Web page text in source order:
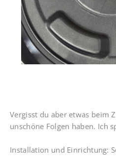
Vergisst du aber etwas beim
unschöne Folgen haben. Ich
Installation und Einrichtung: